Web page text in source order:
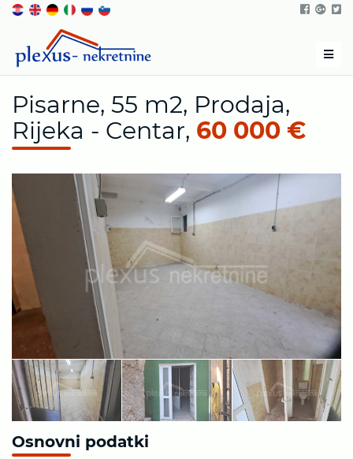
Menu
Pisarne, 55 m2, Prodaja,
Rijeka - Centar, 60 000 €
Osnovni podatki